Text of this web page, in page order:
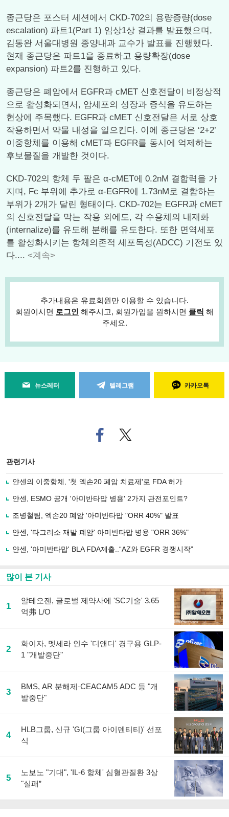
종근당은 포스터 세션에서 CKD-702의 용량증량(dose
escalation) 파트1(Part 1) 임상1상 결과를 발표했으며,
김동완 서울대병원 종양내과 교수가 발표를 진행했다.
현재 종근당은 파트1을 종료하고 용량확장(dose
expansion) 파트2를 진행하고 있다.
종근당은 폐암에서 EGFR과 cMET 신호전달이 비정상적
으로 활성화되면서, 암세포의 성장과 증식을 유도하는
현상에 주목했다. EGFR과 cMET 신호전달은 서로 상호
작용하면서 약물 내성을 일으킨다. 이에 종근당은 ‘2+2’
이중항체를 이용해 cMET과 EGFR를 동시에 억제하는
후보물질을 개발한 것이다.
CKD-702의 항체 두 팔은 α-cMET에 0.2nM 결합력을 가
지며, Fc 부위에 추가로 α-EGFR에 1.73nM로 결합하는
부위가 2개가 달린 형태이다. CKD-702는 EGFR과 cMET
의 신호전달을 막는 작용 외에도, 각 수용체의 내재화
(internalize)를 유도해 분해를 유도한다. 또한 면역세포
를 활성화시키는 항체의존적 세포독성(ADCC) 기전도 있
다.... <계속>
추가내용은 유료회원만 이용할 수 있습니다.
회원이시면 로그인 해주시고, 회원가입을 원하시면 클릭 해
주세요.
뉴스레터 텔레그램 카카오톡
페
이
로
사
유
기
트위
터로
관련기사
얀센의 이중항체, '첫 엑손20 폐암 치료제'로 FDA 허가
얀센, ESMO 공개 '아미반타맙 병용' 2가지 관전포인트?
조병철팀, 엑손20 폐암 '아미반타맙 "ORR 40%" 발표
얀센, '타그리소 재발 폐암' 아미반타맙 병용 "ORR 36%"
얀센, '아미반타맙' BLA FDA제출..“AZ와 EGFR 경쟁시작”
많이 본 기사
1
알테오젠, 글로벌 제약사에 'SC기술' 3.65
억弗 L/O
2
화이자, 멧세라 인수 '디앤디' 경구용 GLP-
1 "개발중단"
3
BMS, AR 분해제·CEACAM5 ADC 등 "개
발중단"
4
HLB그룹, 신규 'GI(그룹 아이덴티티)' 선포
식
5
노보노 "기대", 'IL-6 항체' 심혈관질환 3상
"실패”